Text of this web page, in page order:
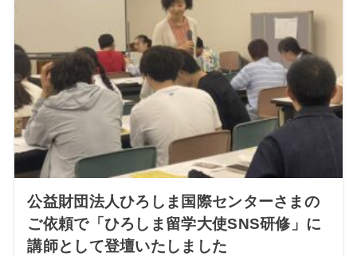
公益財団法人ひろしま国際センターさまの
ご依頼で「ひろしま留学大使SNS研修」に
講師として登壇いたしました